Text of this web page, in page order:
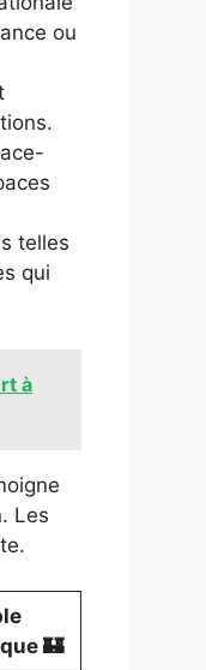
ou
telles
qui
à
Les
🏰